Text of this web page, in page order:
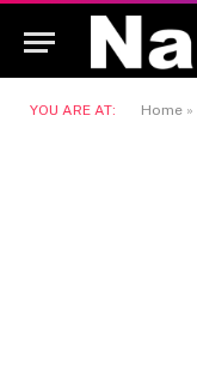
YOU ARE AT: Home »